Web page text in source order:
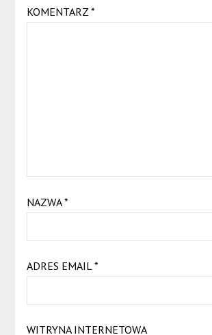
KOMENTARZ *
NAZWA*
ADRES EMAIL *
WITRYNA INTERNETOWA